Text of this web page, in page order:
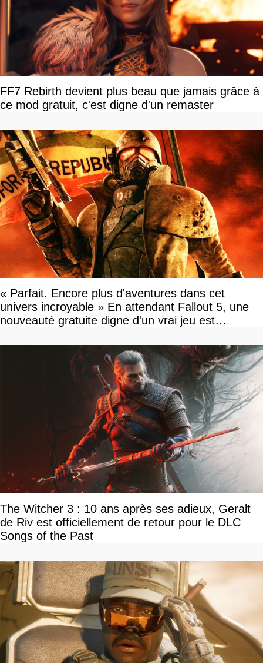
FF7 Rebirth devient plus beau que jamais grâce à
ce mod gratuit, c'est digne d'un remaster
« Parfait. Encore plus d'aventures dans cet
univers incroyable » En attendant Fallout 5, une
nouveauté gratuite digne d'un vrai jeu est
The Witcher 3 : 10 ans après ses adieux, Geralt
de Riv est officiellement de retour pour le DLC
Songs of the Past